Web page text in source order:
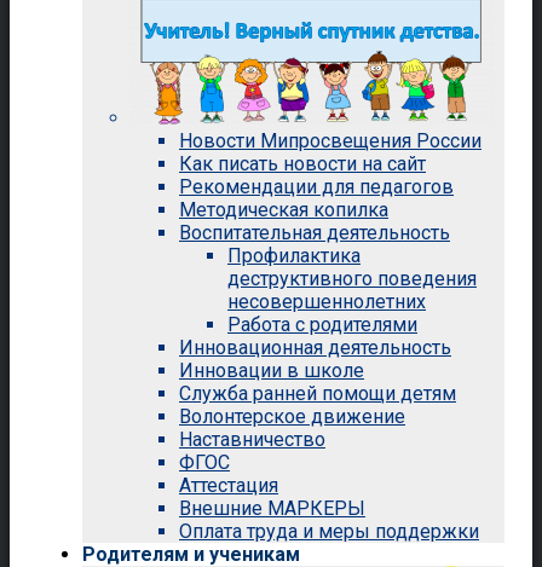
Новости Мипросвещения России
Как писать новости на сайт
Рекомендации для педагогов
Методическая копилка
Воспитательная деятельность
Профилактика
деструктивного поведения
несовершеннолетних
Работа с родителями
Инновационная деятельность
Инновации в школе
Служба ранней помощи детям
Волонтерское движение
Наставничество
ФГОС
Аттестация
Внешние МАРКЕРЫ
Оплата труда и меры поддержки
Родителям и ученикам